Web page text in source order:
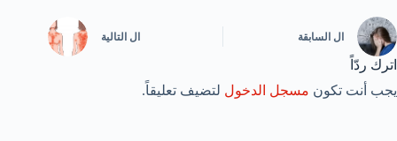
ال السابقة ال التالية
اترك ردّاً
يجب أنت تكون مسجل الدخول لتضيف تعليقاً.